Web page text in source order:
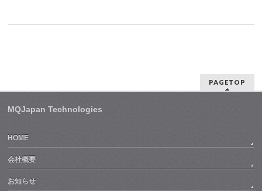
PAGETOP
MQJapan Technologies
HOME
会社概要
お知らせ